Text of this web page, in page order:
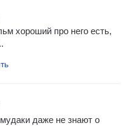
хороший про него есть,
даже не знают о